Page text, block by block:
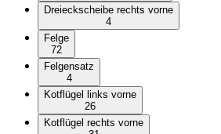
Dreieckscheibe rechts vorne
4
Felge
72
Felgensatz
4
Kotflügel links vorne
26
Kotflügel rechts vorne